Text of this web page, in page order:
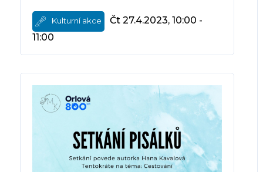
Kulturní akce
Čt 27.4.2023, 10:00 -
11:00